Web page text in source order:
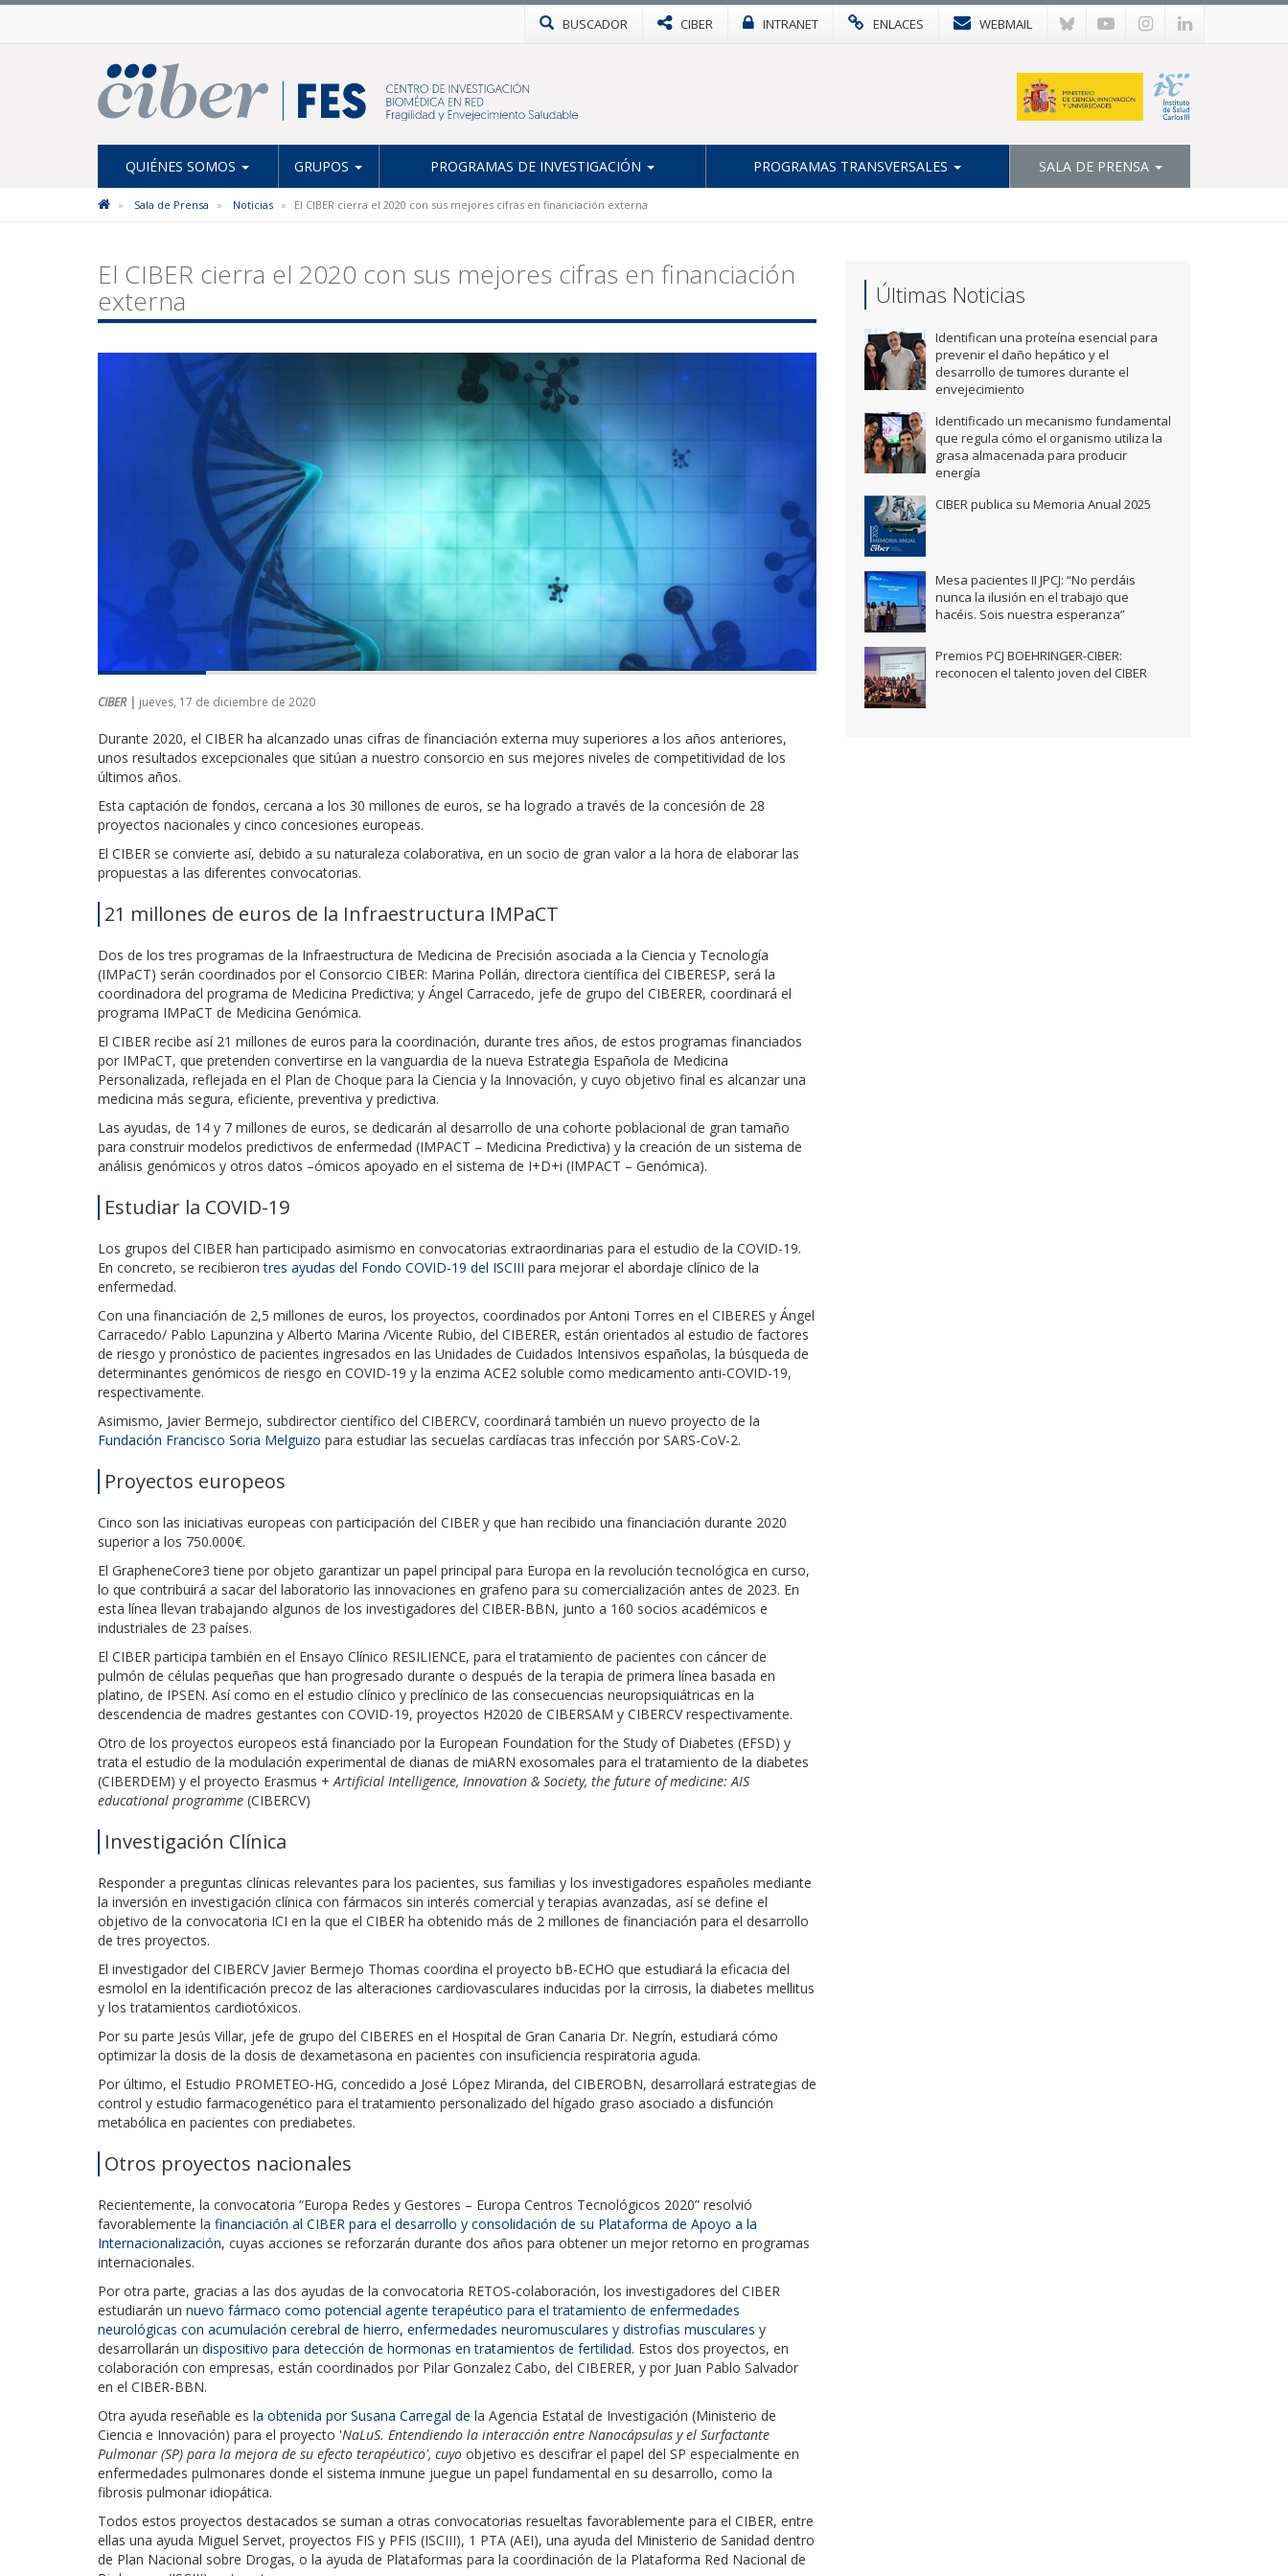
BUSCADOR CIBER INTRANET ENLACES WEBMAIL
QUIÉNES SOMOS GRUPOS PROGRAMAS DE INVESTIGACIÓN PROGRAMAS TRANSVERSALES SALA DE PRENSA
Sala de Prensa Noticias El CIBER cierra el 2020 con sus mejores cifras en financiación externa
El CIBER cierra el 2020 con sus mejores cifras en financiación
externa
CIBER | jueves, 17 de diciembre de 2020
Durante 2020, el CIBER ha alcanzado unas cifras de financiación externa muy superiores a los años anteriores,
unos resultados excepcionales que sitúan a nuestro consorcio en sus mejores niveles de competitividad de los
últimos años.
Esta captación de fondos, cercana a los 30 millones de euros, se ha logrado a través de la concesión de 28
proyectos nacionales y cinco concesiones europeas.
El CIBER se convierte así, debido a su naturaleza colaborativa, en un socio de gran valor a la hora de elaborar las
propuestas a las diferentes convocatorias.
21 millones de euros de la Infraestructura IMPaCT
Dos de los tres programas de la Infraestructura de Medicina de Precisión asociada a la Ciencia y Tecnología
(IMPaCT) serán coordinados por el Consorcio CIBER: Marina Pollán, directora científica del CIBERESP, será la
coordinadora del programa de Medicina Predictiva; y Ángel Carracedo, jefe de grupo del CIBERER, coordinará el
programa IMPaCT de Medicina Genómica.
El CIBER recibe así 21 millones de euros para la coordinación, durante tres años, de estos programas financiados
por IMPaCT, que pretenden convertirse en la vanguardia de la nueva Estrategia Española de Medicina
Personalizada, reflejada en el Plan de Choque para la Ciencia y la Innovación, y cuyo objetivo final es alcanzar una
medicina más segura, eficiente, preventiva y predictiva.
Las ayudas, de 14 y 7 millones de euros, se dedicarán al desarrollo de una cohorte poblacional de gran tamaño
para construir modelos predictivos de enfermedad (IMPACT – Medicina Predictiva) y la creación de un sistema de
análisis genómicos y otros datos –ómicos apoyado en el sistema de I+D+i (IMPACT – Genómica).
Estudiar la COVID-19
Los grupos del CIBER han participado asimismo en convocatorias extraordinarias para el estudio de la COVID-19.
En concreto, se recibierontres ayudas del Fondo COVID-19 del ISCIII para mejorar el abordaje clínico de la
enfermedad.
Con una financiación de 2,5 millones de euros, los proyectos, coordinados por Antoni Torres en el CIBERES y Ángel
Carracedo/ Pablo Lapunzina y Alberto Marina /Vicente Rubio, del CIBERER, están orientados al estudio de factores
de riesgo y pronóstico de pacientes ingresados en las Unidades de Cuidados Intensivos españolas, la búsqueda de
determinantes genómicos de riesgo en COVID-19 y la enzima ACE2 soluble como medicamento anti-COVID-19,
respectivamente.
Asimismo, Javier Bermejo, subdirector científico del CIBERCV, coordinará también un nuevo proyecto de la
Fundación Francisco Soria Melguizo para estudiar las secuelas cardíacas tras infección por SARS-CoV-2.
Proyectos europeos
Cinco son las iniciativas europeas con participación del CIBER y que han recibido una financiación durante 2020
superior a los 750.000€.
El GrapheneCore3 tiene por objeto garantizar un papel principal para Europa en la revolución tecnológica en curso,
lo que contribuirá a sacar del laboratorio las innovaciones en grafeno para su comercialización antes de 2023. En
esta línea llevan trabajando algunos de los investigadores del CIBER-BBN, junto a 160 socios académicos e
industriales de 23 países.
El CIBER participa también en el Ensayo Clínico RESILIENCE, para el tratamiento de pacientes con cáncer de
pulmón de células pequeñas que han progresado durante o después de la terapia de primera línea basada en
platino, de IPSEN. Así como en el estudio clínico y preclínico de las consecuencias neuropsiquiátricas en la
descendencia de madres gestantes con COVID-19, proyectos H2020 de CIBERSAM y CIBERCV respectivamente.
Otro de los proyectos europeos está financiado por la European Foundation for the Study of Diabetes (EFSD) y
trata el estudio de la modulación experimental de dianas de miARN exosomales para el tratamiento de la diabetes
(CIBERDEM) y el proyecto Erasmus + Artificial Intelligence, Innovation & Society, the future of medicine: AIS
educational programme (CIBERCV)
Investigación Clínica
Responder a preguntas clínicas relevantes para los pacientes, sus familias y los investigadores españoles mediante
la inversión en investigación clínica con fármacos sin interés comercial y terapias avanzadas, así se define el
objetivo de la convocatoria ICI en la que el CIBER ha obtenido más de 2 millones de financiación para el desarrollo
de tres proyectos.
El investigador del CIBERCV Javier Bermejo Thomas coordina el proyecto bB-ECHO que estudiará la eficacia del
esmolol en la identificación precoz de las alteraciones cardiovasculares inducidas por la cirrosis, la diabetes mellitus
y los tratamientos cardiotóxicos.
Por su parte Jesús Villar, jefe de grupo del CIBERES en el Hospital de Gran Canaria Dr. Negrín, estudiará cómo
optimizar la dosis de la dosis de dexametasona en pacientes con insuficiencia respiratoria aguda.
Por último, el Estudio PROMETEO-HG, concedido a José López Miranda, del CIBEROBN, desarrollará estrategias de
control y estudio farmacogenético para el tratamiento personalizado del hígado graso asociado a disfunción
metabólica en pacientes con prediabetes.
Otros proyectos nacionales
Recientemente, la convocatoria “Europa Redes y Gestores – Europa Centros Tecnológicos 2020” resolvió
favorablemente la financiación al CIBER para el desarrollo y consolidación de su Plataforma de Apoyo a la
Internacionalización, cuyas acciones se reforzarán durante dos años para obtener un mejor retorno en programas
internacionales.
Por otra parte, gracias a las dos ayudas de la convocatoria RETOS-colaboración, los investigadores del CIBER
estudiarán un nuevo fármaco como potencial agente terapéutico para el tratamiento de enfermedades
neurológicas con acumulación cerebral de hierro, enfermedades neuromusculares y distrofias musculares y
desarrollarán un dispositivo para detección de hormonas en tratamientos de fertilidad. Estos dos proyectos, en
colaboración con empresas, están coordinados por Pilar Gonzalez Cabo, del CIBERER, y por Juan Pablo Salvador
en el CIBER-BBN.
Otra ayuda reseñable es la obtenida por Susana Carregal de la Agencia Estatal de Investigación (Ministerio de
Ciencia e Innovación) para el proyecto 'NaLuS. Entendiendo la interacción entre Nanocápsulas y el Surfactante
Pulmonar (SP) para la mejora de su efecto terapéutico', cuyo objetivo es descifrar el papel del SP especialmente en
enfermedades pulmonares donde el sistema inmune juegue un papel fundamental en su desarrollo, como la
fibrosis pulmonar idiopática.
Todos estos proyectos destacados se suman a otras convocatorias resueltas favorablemente para el CIBER, entre
ellas una ayuda Miguel Servet, proyectos FIS y PFIS (ISCIII), 1 PTA (AEI), una ayuda del Ministerio de Sanidad dentro
de Plan Nacional sobre Drogas, o la ayuda de Plataformas para la coordinación de la Plataforma Red Nacional de
Últimas Noticias
Identifican una proteína esencial para
prevenir el daño hepático y el
desarrollo de tumores durante el
envejecimiento
Identificado un mecanismo fundamental
que regula cómo el organismo utiliza la
grasa almacenada para producir
energía
CIBER publica su Memoria Anual 2025
Mesa pacientes II JPCJ: “No perdáis
nunca la ilusión en el trabajo que
hacéis. Sois nuestra esperanza”
Premios PCJ BOEHRINGER-CIBER:
reconocen el talento joven del CIBER